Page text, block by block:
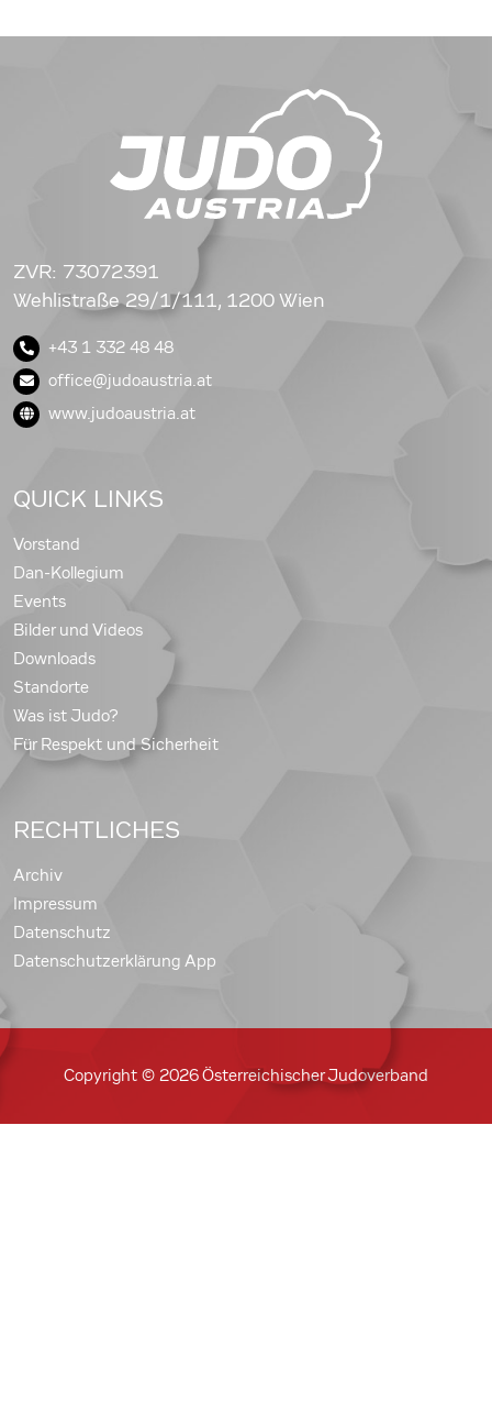
ZVR: 73072391
Wehlistraße 29/1/111, 1200 Wien
+43 1 332 48 48
office@judoaustria.at
www.judoaustria.at
QUICK LINKS
Vorstand
Dan-Kollegium
Events
Bilder und Videos
Downloads
Standorte
Was ist Judo?
Für Respekt und Sicherheit
RECHTLICHES
Archiv
Impressum
Datenschutz
Datenschutzerklärung App
Copyright © 2026 Österreichischer Judoverband